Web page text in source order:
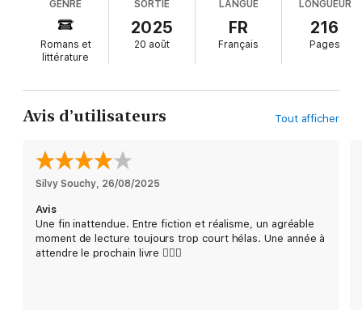
GENRE
Romans et
littérature
SORTIE
2025
20 août
LANGUE
FR
Français
LONGUEUR
216
Pages
Avis d’utilisateurs Tout afficher
Silvy Souchy, 26/08/2025
Avis
Une fin inattendue. Entre fiction et réalisme, un agréable
moment de lecture toujours trop court hélas. Une année à
attendre le prochain livre 🤷🏻‍♀️